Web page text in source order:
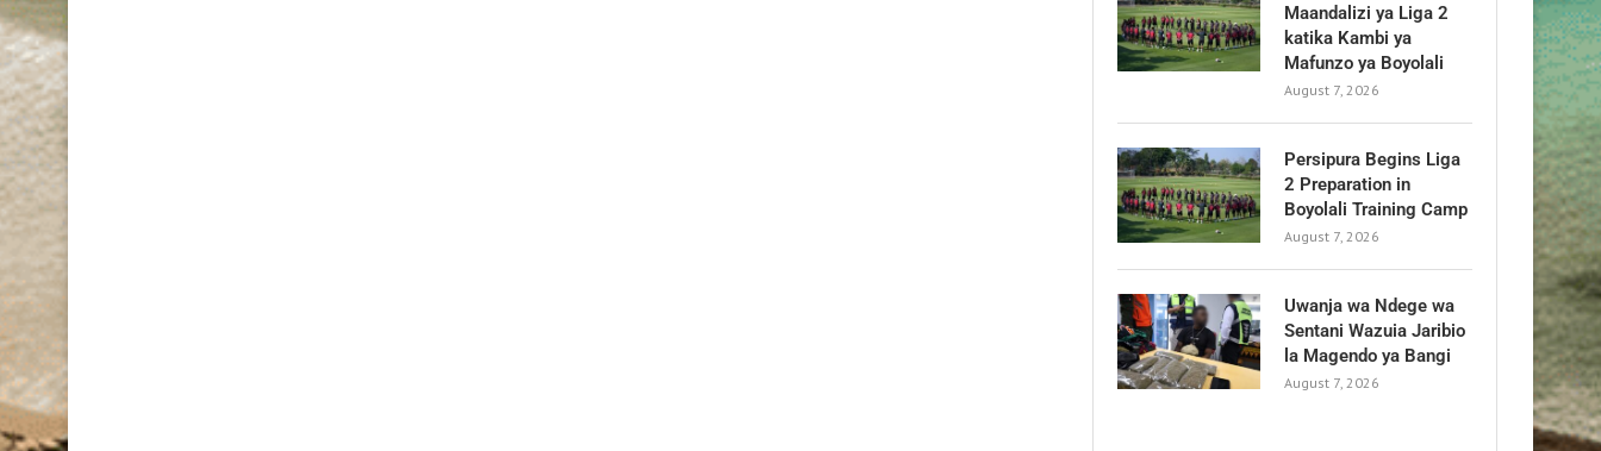
Maandalizi ya Liga 2
katika Kambi ya
Mafunzo ya Boyolali
August 7, 2026
Persipura Begins Liga
2 Preparation in
Boyolali Training Camp
August 7, 2026
Uwanja wa Ndege wa
Sentani Wazuia Jaribio
la Magendo ya Bangi
August 7, 2026